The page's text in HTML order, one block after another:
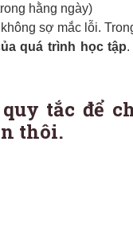
hằng ngày)
sợ mắc lỗi.
quá trình học tập
tắc để
thôi.